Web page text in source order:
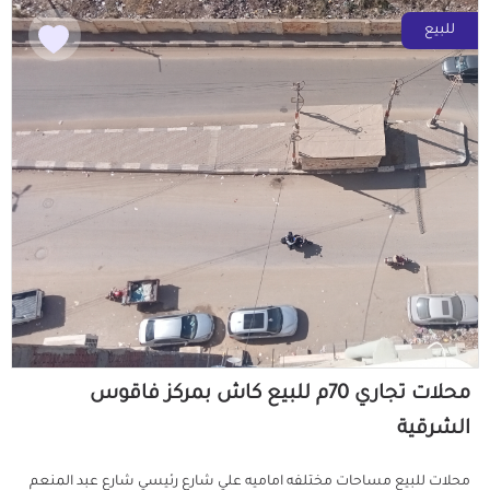
للبيع
محلات تجاري 70م للبيع كاش بمركز فاقوس
الشرقية
محلات للبيع مساحات مختلفه اماميه علي شارع رئيسي شارع عبد المنعم